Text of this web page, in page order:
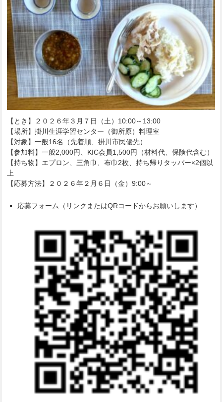
【とき】２０２６年３月７日（土）10:00～13:00
【場所】掛川生涯学習センター（御所原）料理室
【対象】一般16名（先着順、掛川市民優先）
【参加料】一般2,000円、KIC会員1,500円（材料代、保険代含む）
【持ち物】エプロン、三角巾、布巾2枚、持ち帰りタッパー×2個以
上
【応募方法】２０２６年２月６日（金）9:00～
応募フォーム（リンクまたはQRコードからお願いします）